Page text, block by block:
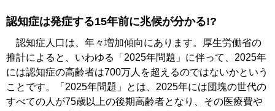
認知症は発症する15年前に兆候が分かる!?
認知症人口は、年々増加傾向にあります。厚生労働省の
推計によると、いわゆる「2025年問題」に伴って、2025年
には認知症の高齢者は700万人を超えるのではないかという
ことです。「2025年問題」とは、2025年には団塊の世代の
すべての人が75歳以上の後期高齢者となり、その医療費や